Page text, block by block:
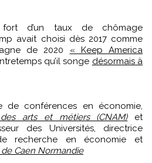
d’un taux de chômage
avait choisi dès 2017 comme
de 2020 « Keep America
qu’il songe désormais à
de conférences en économie,
arts et métiers (CNAM)et
des Universités, directrice
recherche en économie et
Caen Normandie